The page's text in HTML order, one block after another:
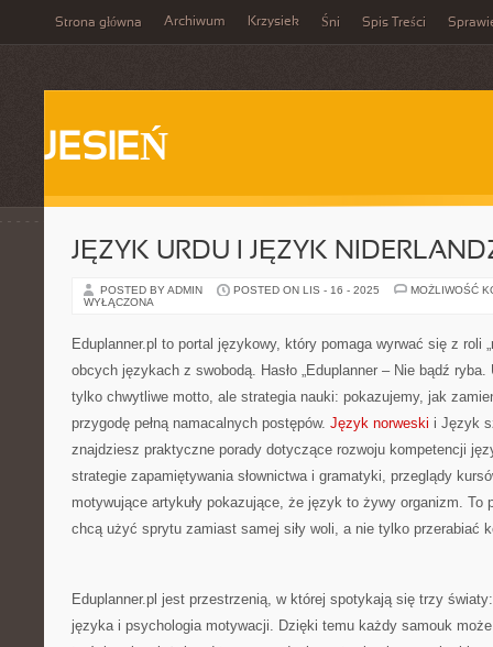
Strona główna Archiwum Krzysiek Śni Spis Treści
JESIEŃ
JĘZYK URDU I JĘZYK
POSTED BY ADMIN POSTED ON LIS - 16 - 2025
MOŻLIWOŚĆ
WYŁĄCZONA
Eduplanner.pl to portal językowy, który pomaga wyrwać się z roli
obcych językach z swobodą. Hasło „Eduplanner – Nie bądź
tylko chwytliwe motto, ale strategia nauki: pokazujemy, jak
przygodę pełną namacalnych postępów. Język norweski i Język
znajdziesz praktyczne porady dotyczące rozwoju kompetencji
strategie zapamiętywania słownictwa i gramatyki, przeglądy
motywujące artykuły pokazujące, że język to żywy organizm. To
chcą użyć sprytu zamiast samej siły woli, a nie tylko przerabiać
Eduplanner.pl jest przestrzenią, w której spotykają się trzy
języka i psychologia motywacji. Dzięki temu każdy samouk